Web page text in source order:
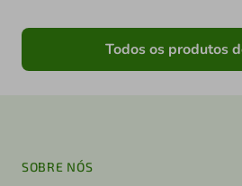
Todos os produtos
SOBRE NÓS